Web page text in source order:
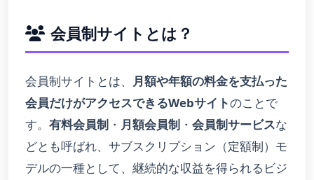
会員制サイトとは？
会員制サイトとは、
月額や年額の料金を支払った
会員だけがアクセスできるWebサイトのことで
す。 有料会員制 ・ 月額会員制 ・ 会員制サービスな
どとも呼ばれ、サブスクリプション（定額制）モ
デルの一種として、継続的な収益を得られるビジ